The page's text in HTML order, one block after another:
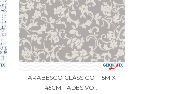
ARABESCO CLÁSSICO - 15M X
45CM - ADESIVO...